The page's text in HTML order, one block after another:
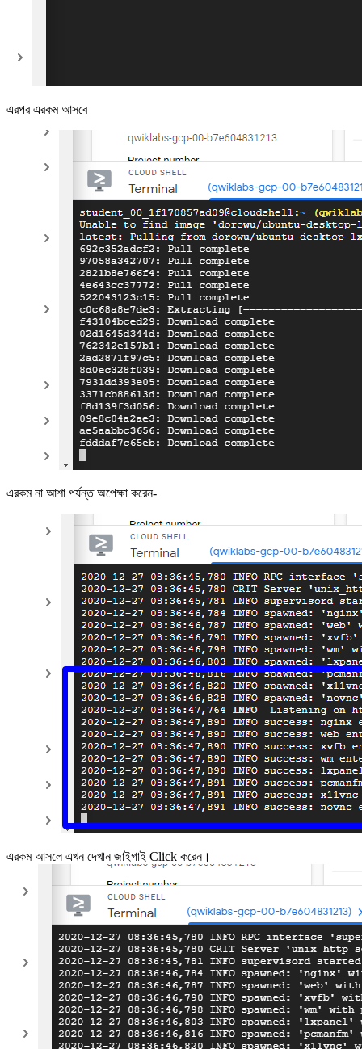
এরপর এরকম আসবে
এরকম না আশা পর্যন্ত অপেক্ষা করেন-
এরকম আসলে এখন দেখান জাইগাই Click করেন।